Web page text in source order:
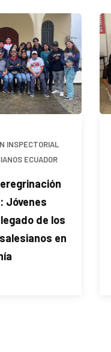
INSPECTORIAL
ECUADOR
Jóvenes
de los
en